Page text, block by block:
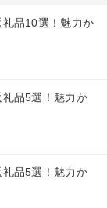
品10選！魅力か
品5選！魅力か
品5選！魅力か